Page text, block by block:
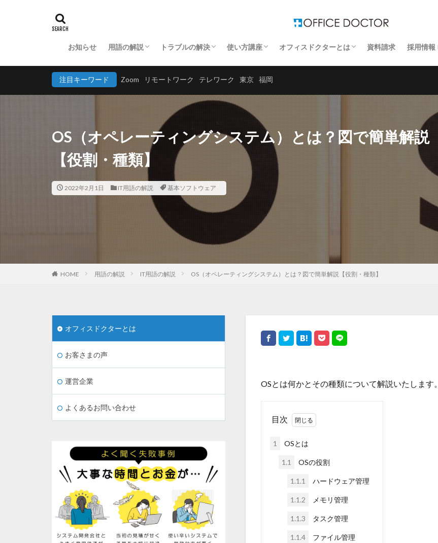
お知らせ 用語の解説
ビジネス用語の解説
IT用語の解説
アプリケーションの解説
トラブルの解決
ハードウェアに関するトラブル解決
ソフトウェアに関するトラブル解決
ネットワークに関するトラブル解決
セキュリティに関するトラブル解決
使い方講座
Windows講座
エクセル講座
ワード講座
オフィスドクターとは
お客さまの声
運営企業
よくあるお問い合わせ
資料請求 採用情報
注目キーワード Zoom リモートワーク テレワーク 東京 福岡
OS（オペレーティングシステム）とは？図で簡単解説
【役割・種類】
2022年2月1日 IT用語の解説 基本ソフトウェア
HOME 用語の解説 IT用語の解説 OS（オペレーティングシステム）とは？図で簡単解説【役割・種類】
OSとは何かとその種類について解説いたします。
目次
1 OSとは
1.1 OSの役割
1.1.1 ハードウェア管理
1.1.2 メモリ管理
1.1.3 タスク管理
1.1.4 ファイル管理
オフィスドクターとは
お客さまの声
運営企業
よくあるお問い合わせ